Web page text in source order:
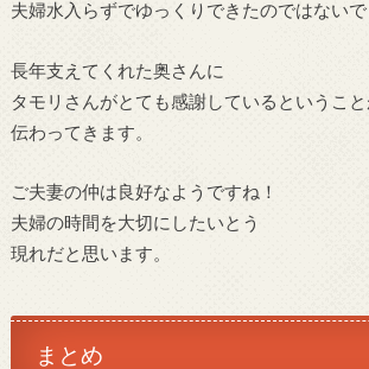
夫婦水入らずでゆっくりできたのではないで
長年支えてくれた奥さんに
タモリさんがとても感謝しているというこ
伝わってきます。
ご夫妻の仲は良好なようですね！
夫婦の時間を大切にしたいとう
現れだと思います。
まとめ